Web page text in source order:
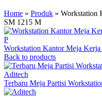
Home » Produk » Workstation
SM 1215 M
Workstation Kantor Meja
Back to products
Terbaru Meja Partisi